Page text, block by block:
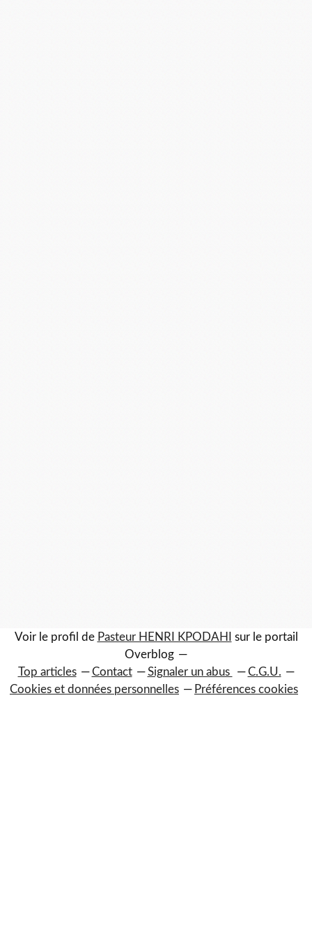
Voir le profil de Pasteur HENRI KPODAHI
sur le portail
Overblog
Top articles
Contact Signaler un abus
C.G.U.
Cookies et données personnelles
Préférences cookies